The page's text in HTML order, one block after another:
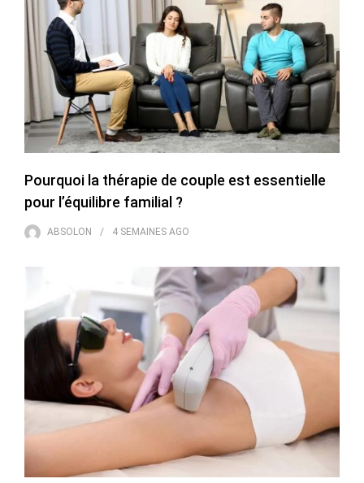
Pourquoi la thérapie de couple est essentielle
pour l’équilibre familial ?
ABSOLON 4 SEMAINES AGO